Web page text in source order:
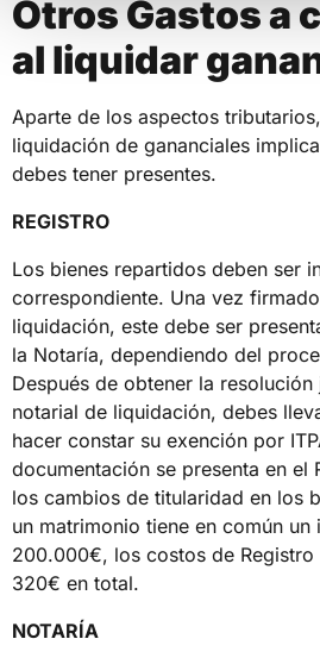
Otros Gastos a
al liquidar
Aparte de los aspectos
liquidación de gananciales
debes tener presentes.
REGISTRO
Los bienes repartidos deben ser
correspondiente. Una vez
liquidación, este debe ser
la Notaría, dependiendo del
Después de obtener la
notarial de liquidación, debes
hacer constar su exención por
documentación se presenta en el
los cambios de titularidad en los
un matrimonio tiene en común un
200.000€, los costos de
320€ en total.
NOTARÍA